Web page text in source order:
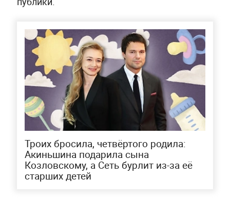
Троих бросила, четвёртого родила:
Акиньшина подарила сына
Козловскому, а Сеть бурлит из-за её
старших детей